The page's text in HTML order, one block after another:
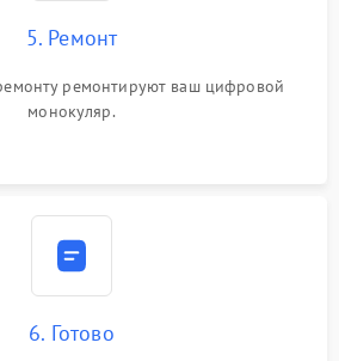
5. Ремонт
ремонтируют ваш цифровой
монокуляр.
6. Готово